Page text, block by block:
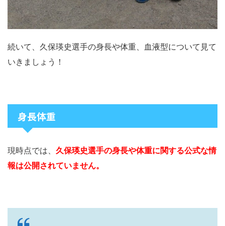
続いて、久保瑛史選手の身長や体重、血液型について見て
いきましょう！
身長体重
現時点では、 久保瑛史選手の身長や体重に関する公式な情
報は公開されていません。